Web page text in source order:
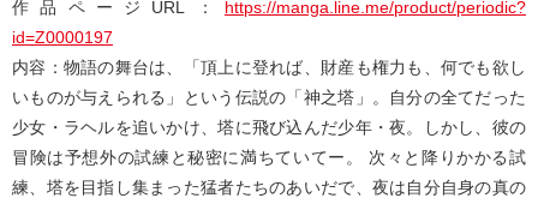
作品ページURL： https://manga.line.me/product/periodic?
id=Z0000197
内容：物語の舞台は、「頂上に登れば、財産も権⼒も、何でも欲し
いものが与えられる」という伝説の「神之塔」。⾃分の全てだった
少⼥・ラヘルを追いかけ、塔に⾶び込んだ少年・夜。しかし、彼の
冒険は予想外の試練と秘密に満ちていてー。 次々と降りかかる試
練、塔を⽬指し集まった猛者たちのあいだで、夜は⾃分⾃⾝の真の